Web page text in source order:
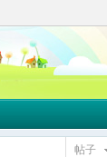
帖子